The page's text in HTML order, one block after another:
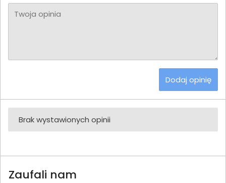
Twoja opinia
Dodaj opinię
Brak wystawionych opinii
Zaufali nam